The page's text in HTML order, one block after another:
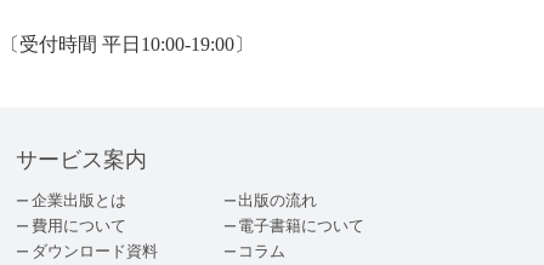
〔受付時間 平日10:00-19:00〕
サービス案内
企業出版とは
出版の流れ
費用について
電子書籍について
ダウンロード資料
コラム